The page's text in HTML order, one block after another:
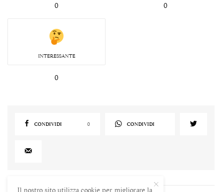
0 0
INTERESSANTE
0
CONDIVIDI 0 CONDIVIDI
Il nostro sito utilizza cookie per migliorare la